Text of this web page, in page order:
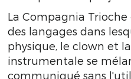
La Compagnia
des langages dans
physique, le clown et
instrumentale se
communiqué sans